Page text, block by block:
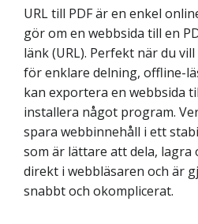
URL till PDF är en enkel
gör om en webbsida till en
länk (URL). Perfekt när du
för enklare delning, offline-
kan exportera en webbsida
installera något program.
spara webbinnehåll i ett
som är lättare att dela, lagra
direkt i webbläsaren och är
snabbt och okomplicerat.